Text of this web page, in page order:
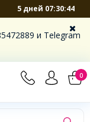
5 дней 07:30:44
и Telegram
0